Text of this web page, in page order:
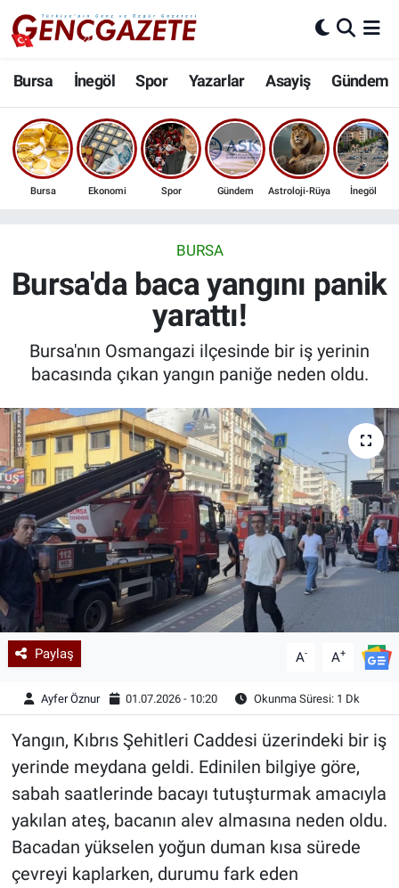
Bursa İnegöl Spor Yazarlar Asayiş Gündem
Bursa Ekonomi Spor Gündem Astroloji-Rüya İnegöl
BURSA
Bursa'da baca yangını panik
yarattı!
Bursa'nın Osmangazi ilçesinde bir iş yerinin
bacasında çıkan yangın paniğe neden oldu.
Paylaş A- A+
Ayfer Öznur 01.07.2026 - 10:20 Okunma Süresi: 1 Dk
Yangın, Kıbrıs Şehitleri Caddesi üzerindeki bir iş
yerinde meydana geldi. Edinilen bilgiye göre,
sabah saatlerinde bacayı tutuşturmak amacıyla
yakılan ateş, bacanın alev almasına neden oldu.
Bacadan yükselen yoğun duman kısa sürede
çevreyi kaplarken, durumu fark eden
Bursa
İnegöl
3.SAYFA
Ekonomi
Güncel
İnanç
Kadın & Aile
Kültür & Sanat
Sağlık
Siyaset
Teknoloji
Yazarlar
Astroloji-Rüya
Nöbetçi Eczaneler
Hava Durumu
Trafik Durumu
Son Dakika Haberleri
Haber Arşivi